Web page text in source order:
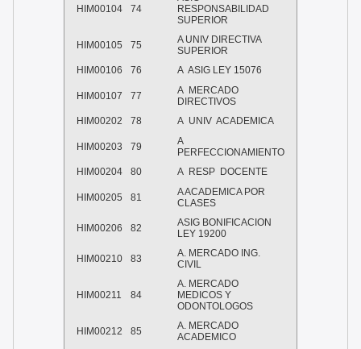
HIM00104 74
RESPONSABILIDAD
SUPERIOR
HIM00105 75
A UNIV DIRECTIVA
SUPERIOR
HIM00106
76 A ASIG LEY 15076
HIM00107 77 A MERCADO
DIRECTIVOS
HIM00202
78 A UNIV ACADEMICA
HIM00203 79
A
PERFECCIONAMIENTO
HIM00204
80 A RESP DOCENTE
HIM00205 81
A ACADEMICA POR
CLASES
HIM00206 82
ASIG BONIFICACION
LEY 19200
HIM00210 83
A. MERCADO ING.
CIVIL
HIM00211 84
A. MERCADO
MEDICOS Y
ODONTOLOGOS
HIM00212 85
A. MERCADO
ACADEMICO